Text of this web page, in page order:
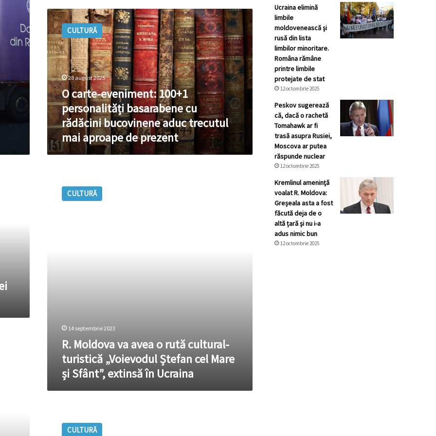
O
carte-
eveniment:
100+1
personalități
basarabene
cu
rădăcini
bucovinene
aduc
trecutul
mai
aproape
de
prezent
CULTURĂ
28 august 2025
O carte-eveniment: 100+1
personalități basarabene cu
rădăcini bucovinene aduc trecutul
mai aproape de prezent
Moldova
Ucraina
CULTURĂ
14 septembrie 2023
R. Moldova va avea o rută cultural-
turistică „Voievodul Ștefan cel Mare
și Sfânt”, extinsă în Ucraina
vorbimCULTURĂ
Ucraina elimină
limbile
moldovenească și
rusă din lista
limbilor minoritare.
Româna rămâne
printre limbile
protejate de stat
12 octombrie 2025
Peskov sugerează
că, dacă o rachetă
Tomahawk ar fi
trasă asupra Rusiei,
Moscova ar putea
răspunde nuclear
12 octombrie 2025
Kremlinul ameninţă
voalat R. Moldova:
Greșeala asta a fost
făcută deja de o
altă țară și nu i-a
adus nimic bun
12 octombrie 2025